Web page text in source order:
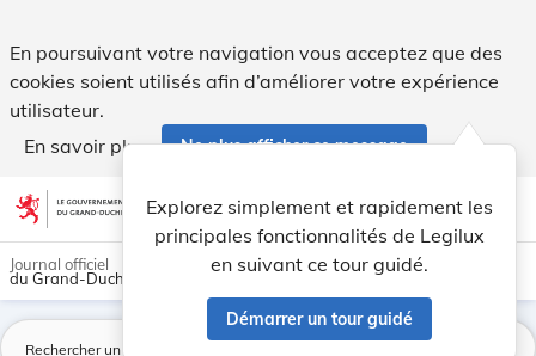
En poursuivant votre navigation vous acceptez que des
cookies soient utilisés afin d’améliorer votre expérience
utilisateur.
En savoir plus
Ne plus afficher ce message
Aller au contenu account_circle help Aide
Explorez simplement et rapidement les
principales fonctionnalités de Legilux
en suivant ce tour guidé.
Démarrer un tour guidé
light_mode dark_mode
Journal officiel
du Grand-Duché de Luxembourg